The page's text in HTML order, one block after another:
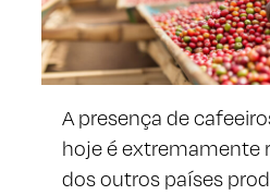
A presença de
hoje é extremamente
dos outros países